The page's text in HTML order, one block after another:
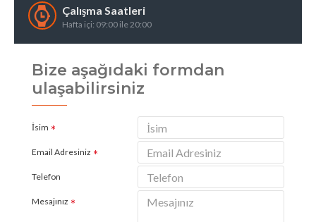
Çalışma Saatleri
Hafta içi: 09:00 ile 20:00
Bize aşağıdaki formdan
ulaşabilirsiniz
İsim
Email Adresiniz
Telefon
Mesajınız